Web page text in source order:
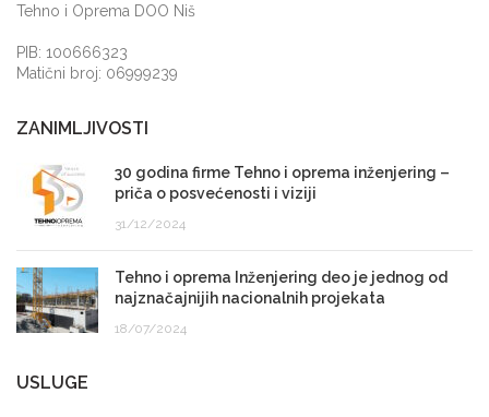
Tehno i Oprema DOO Niš
PIB: 100666323
Matični broj: 06999239
ZANIMLJIVOSTI
30 godina firme Tehno i oprema inženjering –
priča o posvećenosti i viziji
31/12/2024
Tehno i oprema Inženjering deo je jednog od
najznačajnijih nacionalnih projekata
18/07/2024
USLUGE